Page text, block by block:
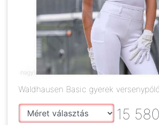
Waldhausen Basic gyerek
15 580